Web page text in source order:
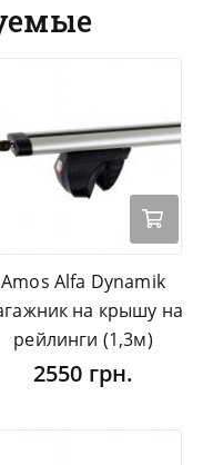
Amos Alfa Dynamik
на крышу на
рейлинги (1,3м)
2550 грн.